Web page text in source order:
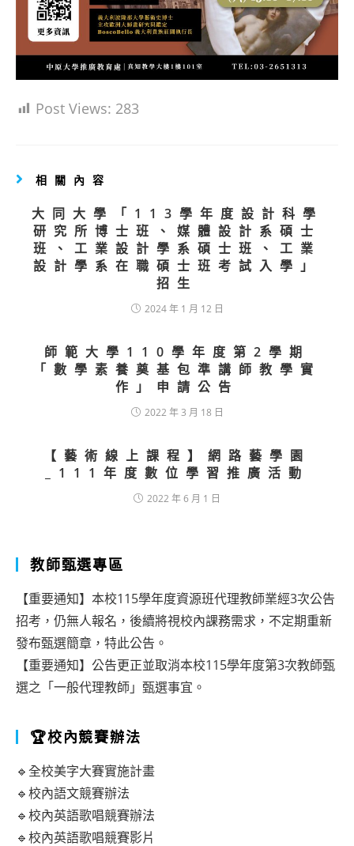
Post Views: 283
相關內容
大同大學「113學年度設計科學
研究所博士班、媒體設計系碩士
班、工業設計學系碩士班、工業
設計學系在職碩士班考試入學」
招生
2024 年 1 月 12 日
師範大學110學年度第2學期
「數學素養奠基包準講師教學實
作」申請公告
2022 年 3 月 18 日
【藝術線上課程】網路藝學園
_111年度數位學習推廣活動
2022 年 6 月 1 日
教師甄選專區
【重要通知】本校115學年度資源班代理教師業經3次公告
招考，仍無人報名，後續將視校內課務需求，不定期重新
發布甄選簡章，特此公告。
【重要通知】公告更正並取消本校115學年度第3次教師甄
選之「一般代理教師」甄選事宜。
🏆校內競賽辦法
🔹全校美字大賽實施計畫
🔹校內語文競賽辦法
🔹校內英語歌唱競賽辦法
🔹校內英語歌唱競賽影片